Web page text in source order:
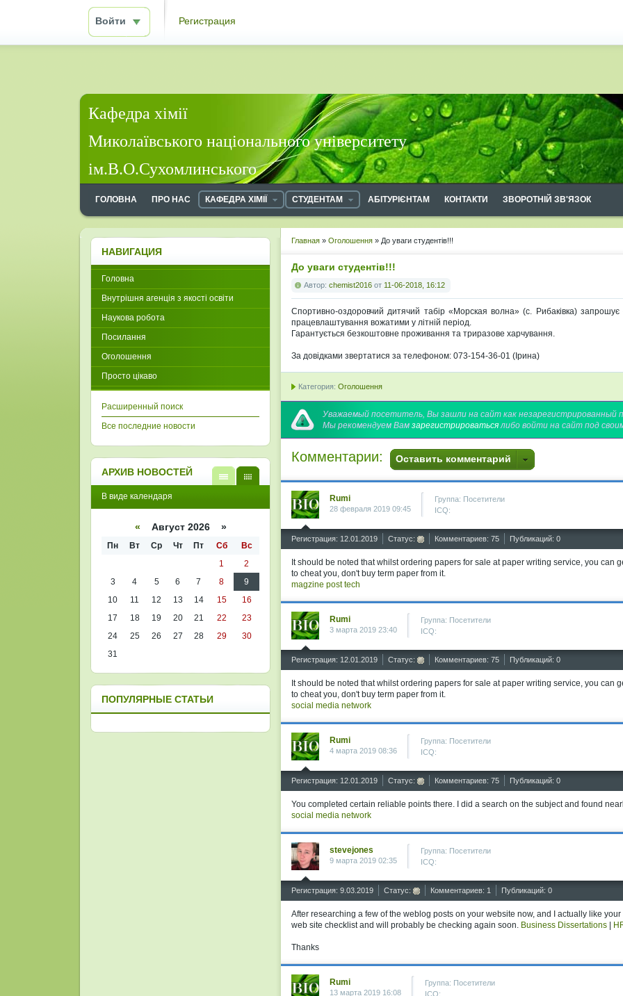
Войти Регистрация
Кафедра хімії
Миколаївського національного університету
ім.В.О.Сухомлинського
ГОЛОВНА ПРО НАС КАФЕДРА ХІМІЇ СТУДЕНТАМ АБІТУРІЄНТАМ КОНТАКТИ ЗВОРОТНІЙ ЗВ'ЯЗОК
Главная » Оголошення » До уваги студентів!!!
До уваги студентів!!!
Автор: chemist2016 от 11-06-2018, 16:12
Спортивно-оздоровчий дитячий табір «Морская волна» (с. Рибаківка) запрошує
працевлаштування вожатими у літній період.
Гарантується безкоштовне проживання та триразове харчування.
За довідками звертатися за телефоном: 073-154-36-01 (Ірина)
Категория: Оголошення
Уважаемый посетитель, Вы зашли на сайт как незарегистрированный
Мы рекомендуем Вам зарегистрироватьсялибо войти на сайт под
Комментарии: Оставить комментарий
Rumi
28 февраля 2019 09:45
Группа: Посетители
ICQ:
Регистрация: 12.01.2019 Статус: Комментариев: 75 Публикаций: 0
It should be noted that whilst ordering papers for sale at paper writing service, you can
to cheat you, don't buy term paper from it.
magzine post tech
Rumi
3 марта 2019 23:40
Группа: Посетители
ICQ:
Регистрация: 12.01.2019 Статус: Комментариев: 75 Публикаций: 0
It should be noted that whilst ordering papers for sale at paper writing service, you can
to cheat you, don't buy term paper from it.
social media network
Rumi
4 марта 2019 08:36
Группа: Посетители
ICQ:
Регистрация: 12.01.2019 Статус: Комментариев: 75 Публикаций: 0
You completed certain reliable points there. I did a search on the subject and found
social media network
stevejones
9 марта 2019 02:35
Группа: Посетители
ICQ:
Регистрация: 9.03.2019 Статус: Комментариев: 1 Публикаций: 0
After researching a few of the weblog posts on your website now, and I actually like
web site checklist and will probably be checking again soon. Business Dissertations
Thanks
Rumi
13 марта 2019 16:08
Группа: Посетители
ICQ:
НАВИГАЦИЯ
Головна
Внутрішня агенція з якості освіти
Наукова робота
Посилання
Оголошення
Просто цікаво
Расширенный поиск
Все последние новости
АРХИВ НОВОСТЕЙ
кален
списк
В виде календаря
« Август 2026 »
Пн Вт Ср Чт Пт Сб
Вс
1
2
3
4 5 6 7 8
9
10
11 12 13 14 15
16
17
18 19 20 21 22
23
24
25 26 27 28 29
30
31
ПОПУЛЯРНЫЕ СТАТЬИ